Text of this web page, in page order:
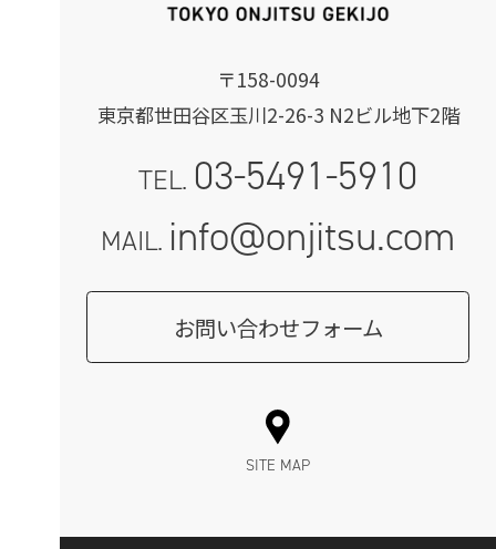
〒158-0094
東京都世田谷区玉川2-26-3 N2ビル地下2階
TEL. 03-5491-5910
MAIL. info@onjitsu.com
お問い合わせフォーム
SITE MAP